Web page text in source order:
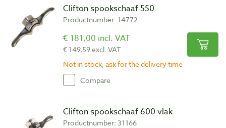
Clifton spookschaaf 550
Productnumber: 14772
€ 181,00 incl. VAT
€ 149,59 excl. VAT
Not in stock, ask for the delivery time
Compare
Clifton spookschaaf 600 vlak
Productnumber: 31166